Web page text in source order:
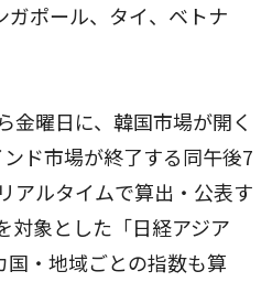
ガポール、タイ、ベトナ
金曜日に、韓国市場が開く
ド市場が終了する同午後7
アルタイムで算出・公表す
対象とした「日経アジア
国・地域ごとの指数も算